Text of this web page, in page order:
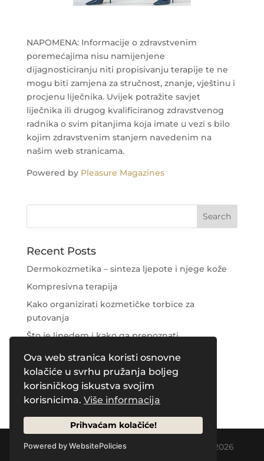
Ova web stranica koristi osnovne
kolačiće u svrhu pružanja boljeg
korisničkog iskustva svojim
korisnicima. Više informacija
Prihvaćam kolačiće!
Powered by WebsitePolicies
NAPOMENA: Informacije o zdravstvenim
poremećajima nisu namijenjene
dijagnosticiranju niti propisivanju terapije te ne
mogu biti zamjena za stručnost, znanje, vještinu i
procjenu liječnika. Uvijek potražite savjet
liječnika ili drugog kvalificiranog zdravstvenog
radnika o svim pitanjima koja imate u vezi s bilo
kojim zdravstvenim stanjem navedenim na
našim web stranicama.
Powered by Pleasure Magazines
Recent Posts
Dermokozmetika – sinteza ljepote i njege kože
Kompresivna terapija
Kako organizirati kozmetičke torbice za
putovanja
Što je lipedem i kako ga prepoznati
Njega područja oko očiju
Recent Comments
Designed byCreative Pleasure Agency
| © 2026